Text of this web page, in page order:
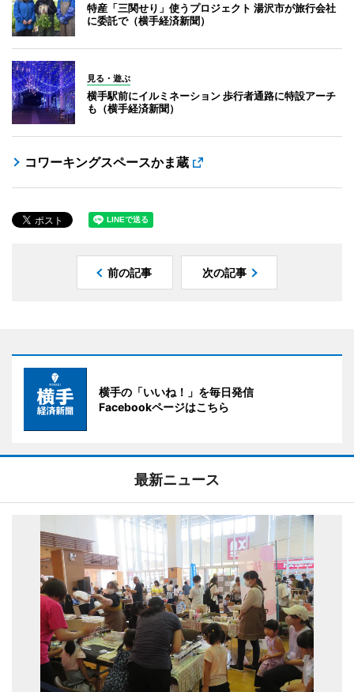
特産「三関せり」使うプロジェクト 湯沢市が旅行会社
に委託で（横手経済新聞）
見る・遊ぶ
横手駅前にイルミネーション 歩行者通路に特設アーチ
も（横手経済新聞）
コワーキングスペースかま蔵
前の記事 次の記事
横手の「いいね！」を毎日発信
Facebookページはこちら
最新ニュース